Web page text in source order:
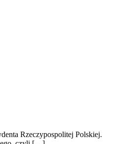
Rzeczypospolitej Polskiej.